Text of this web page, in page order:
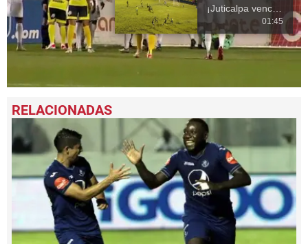
seconds
of
18
seconds
01:45